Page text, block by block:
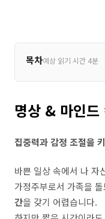
목차예상 읽기 시간 4분
명상 & 마인드
집중력과 감정 조절을
바쁜 일상 속에서 나 자
가정주부로서 가족을
간을 갖기 어렵습니다.